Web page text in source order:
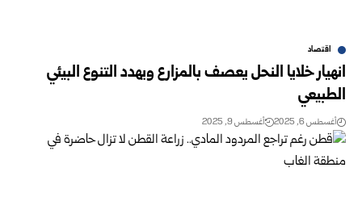
اقتصاد
انهيار خلايا النحل يعصف بالمزارع ويهدد التنوع البيئي
الطبيعي
أغسطس 6, 2025 أغسطس 9, 2025